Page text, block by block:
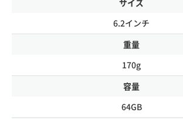
6.2インチ
重量
170g
容量
64GB